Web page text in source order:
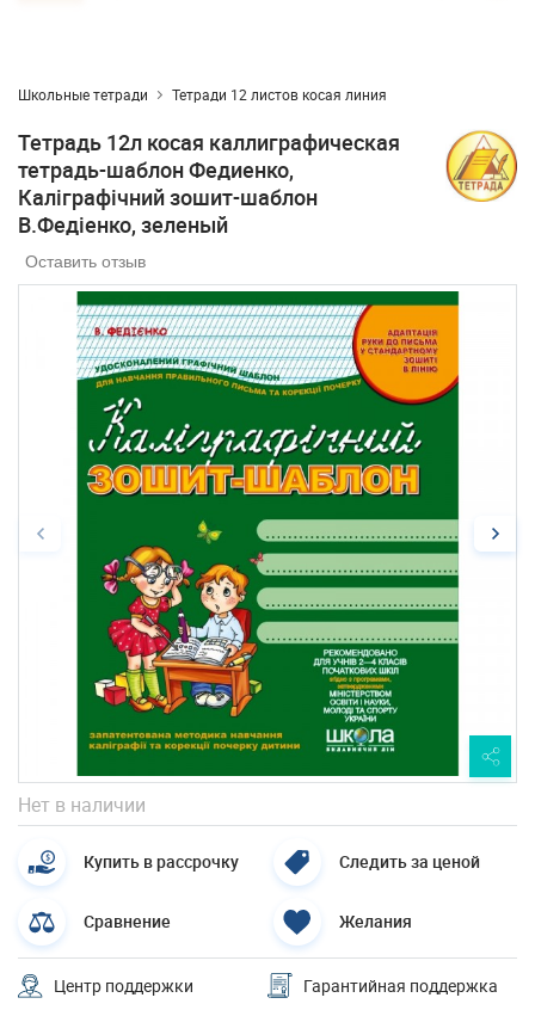
Школьные тетради Тетради 12 листов косая линия
Тетрадь 12л косая каллиграфическая
тетрадь-шаблон Федиенко,
Каліграфічний зошит-шаблон
В.Федіенко, зеленый
Оставить отзыв
Нет в наличии
Купить в рассрочку Следить за ценой
Сравнение Желания
Центр поддержки
Гарантийная поддержка